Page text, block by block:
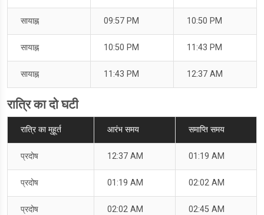
सायाह्न 09:57 PM 10:50 PM
सायाह्न 10:50 PM 11:43 PM
सायाह्न 11:43 PM 12:37 AM
रात्रि का दो घटी
रात्रि का मुहूर्त आरंभ समय समाप्ति समय
प्रदोष 12:37 AM 01:19 AM
प्रदोष 01:19 AM 02:02 AM
प्रदोष 02:02 AM 02:45 AM